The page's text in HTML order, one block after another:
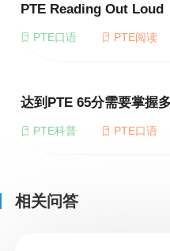
PTE口语 PTE阅读
PTE科普 PTE口语
相关问答